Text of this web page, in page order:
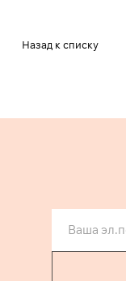
Назад к списку